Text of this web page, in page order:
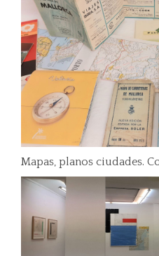
Mapas, planos ciudades.